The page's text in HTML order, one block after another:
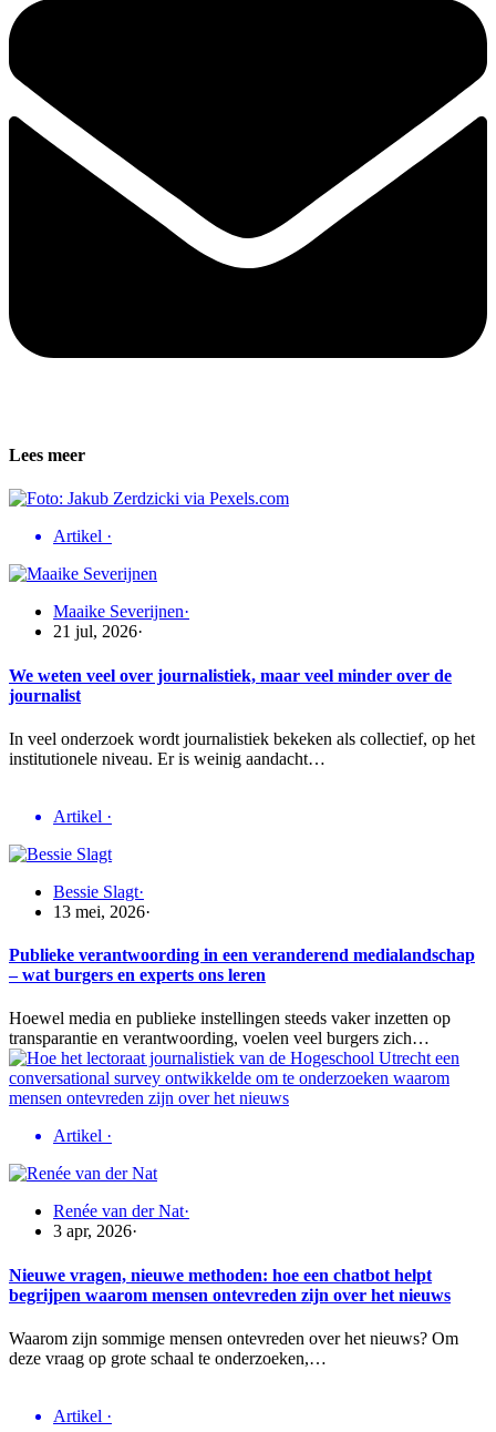
Lees meer
Artikel ·
Maaike Severijnen·
21 jul, 2026·
We weten veel over journalistiek, maar veel minder over de
journalist
In veel onderzoek wordt journalistiek bekeken als collectief, op het
institutionele niveau. Er is weinig aandacht…
Artikel ·
Bessie Slagt·
13 mei, 2026·
Publieke verantwoording in een veranderend medialandschap
– wat burgers en experts ons leren
Hoewel media en publieke instellingen steeds vaker inzetten op
transparantie en verantwoording, voelen veel burgers zich…
Artikel ·
Renée van der Nat·
3 apr, 2026·
Nieuwe vragen, nieuwe methoden: hoe een chatbot helpt
begrijpen waarom mensen ontevreden zijn over het nieuws
Waarom zijn sommige mensen ontevreden over het nieuws? Om
deze vraag op grote schaal te onderzoeken,…
Artikel ·